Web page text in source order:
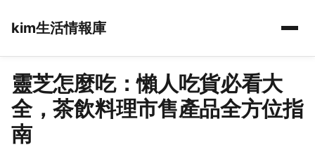
kim生活情報庫
靈芝怎麼吃：懶人吃貨必看大
全，茶飲料理市售產品全方位指
南